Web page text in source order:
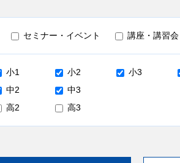
セミナー・イベント 講座・講習会
小1 小2 小3
中2
中3
高2
高3